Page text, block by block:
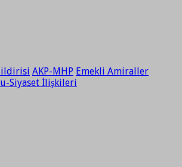
AKP-MHP Emekli Amiraller
Siyaset İlişkileri